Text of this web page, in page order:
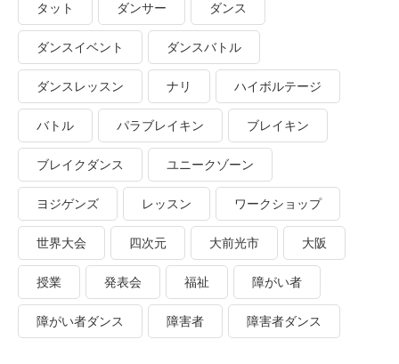
タット ダンサー ダンス
ダンスイベント ダンスバトル
ダンスレッスン ナリ ハイボルテージ
バトル パラブレイキン ブレイキン
ブレイクダンス ユニークゾーン
ヨジゲンズ レッスン ワークショップ
世界大会 四次元 大前光市 大阪
授業 発表会 福祉 障がい者
障がい者ダンス 障害者 障害者ダンス